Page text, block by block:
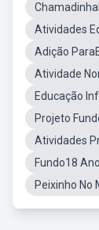
Atividades
Adição
Atividade
Educação
Projeto
Atividades
Fundo18
Peixinho No